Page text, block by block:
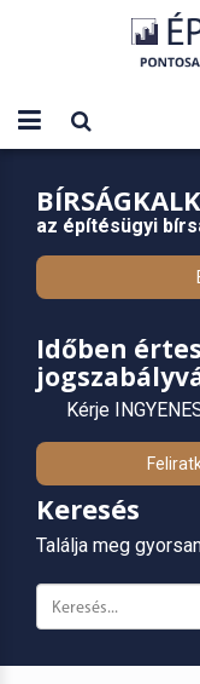
az építésügyi
Időben
Kérje
Keresés
Találja meg